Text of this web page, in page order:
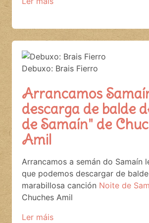
Debuxo: Brais Fierro
Arrancamos
descarga de balde
de Samaín" de
Amil
Arrancamos a semán do Samaín
que podemos descargar de
marabillosa canción Noite de
Chuches Amil
Ler máis